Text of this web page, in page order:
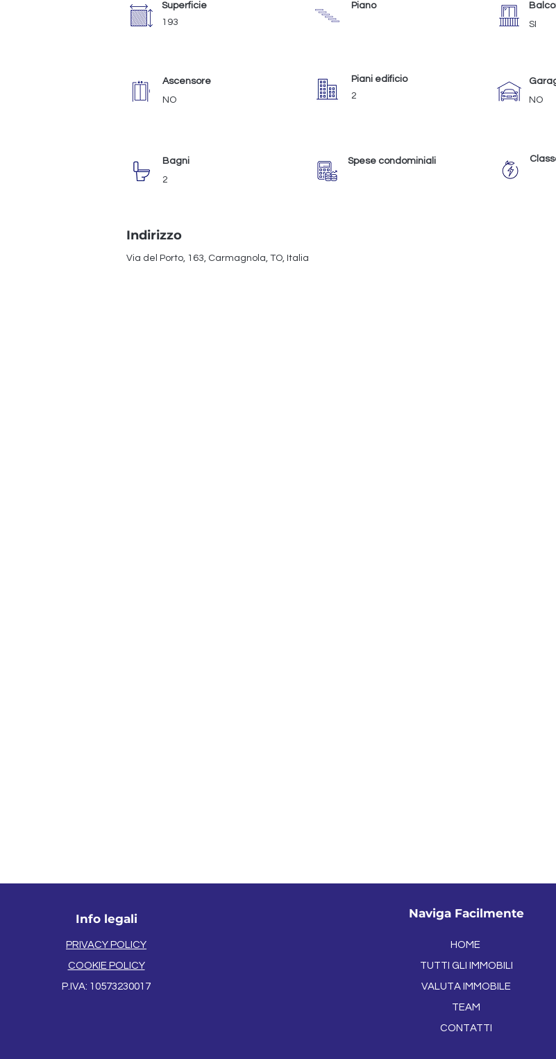
Superficie
193
Piano
SI
Ascensore
NO
Piani edificio
2
NO
Bagni
2
Spese condominiali
Indirizzo
Via del Porto, 163, Carmagnola, TO, Italia
Info legali
PRIVACY POLICY
COOKIE POLICY
P.IVA: 1057323001 7
Naviga Facilmente
HOME
TUTTI GLI IMMOBILI
VALUTA IMMOBILE
TEAM
CONTATTI